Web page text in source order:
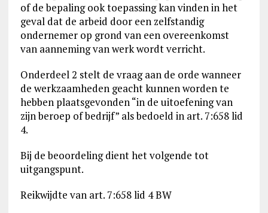
of de bepaling ook toepassing kan vinden in het
geval dat de arbeid door een zelfstandig
ondernemer op grond van een overeenkomst
van aanneming van werk wordt verricht.
Onderdeel 2 stelt de vraag aan de orde wanneer
de werkzaamheden geacht kunnen worden te
hebben plaatsgevonden “in de uitoefening van
zijn beroep of bedrijf” als bedoeld in art. 7:658 lid
4.
Bij de beoordeling dient het volgende tot
uitgangspunt.
Reikwijdte van art. 7:658 lid 4 BW